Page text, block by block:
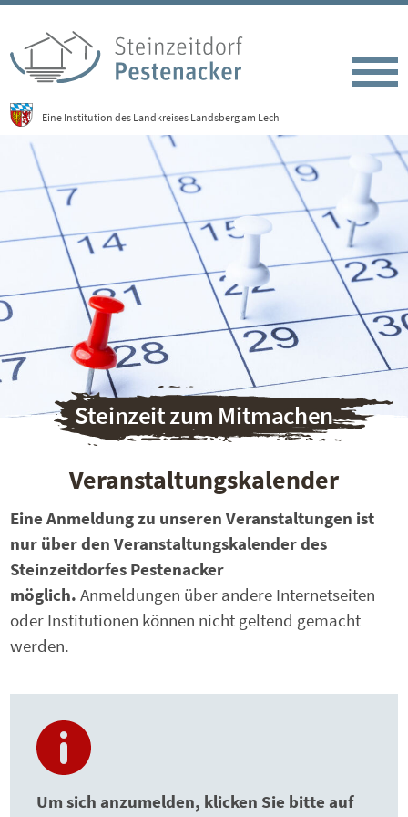
Eine Institution des Landkreises Landsberg am Lech
Steinzeit zum Mitmachen
Veranstaltungskalender
Eine Anmeldung zu unseren Veranstaltungen ist
nur über den Veranstaltungskalender des
Steinzeitdorfes Pestenacker
möglich. Anmeldungen über andere Internetseiten
oder Institutionen können nicht geltend gemacht
werden.
Um sich anzumelden, klicken Sie bitte auf